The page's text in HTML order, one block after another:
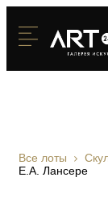
Все лоты
Е.А. Лансере